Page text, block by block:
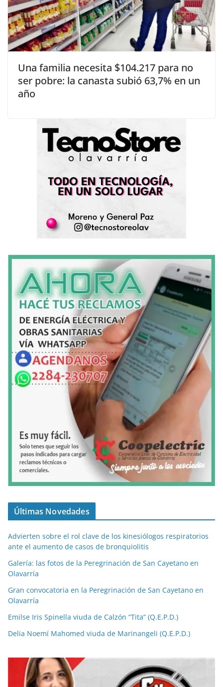
Una familia necesita $104.217 para no
ser pobre: la canasta subió 63,7% en un
año
Últimas Novedades
Advierten sobre el rol clave de los kinesiólogos respiratorios
ante el aumento de casos de bronquiolitis
Galería: las fotos de la Peregrinación de San Cayetano en
Olavarría
Gran convocatoria en la Peregrinación de San Cayetano en
Olavarría
Emilse Iris Spinella viuda de Calzón “Tita” (Q.E.P.D.)
Delia Noemí Mahomed viuda de Marinangeli (Q.E.P.D.)